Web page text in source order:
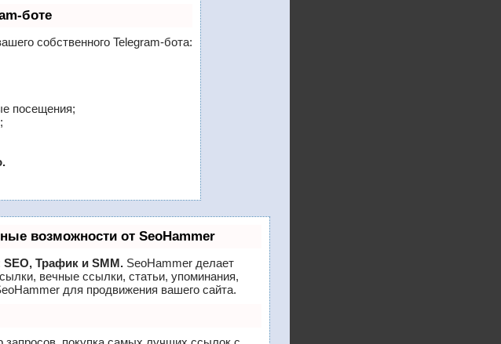
боте
собственного Telegram-бота:
посещения;
возможности от SeoHammer
SEO, Трафик и SMM. SeoHammer делает
вечные ссылки, статьи, упоминания,
для продвижения вашего сайта.